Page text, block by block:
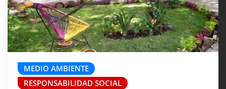
MEDIO AMBIENTE
RESPONSABILIDAD SOCIAL